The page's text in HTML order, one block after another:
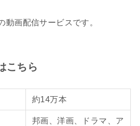
動画配信サービスです。
こちら
約14万本
邦画、洋画、ドラマ、ア